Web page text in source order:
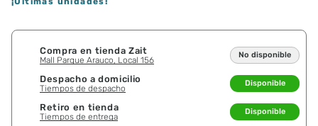
Compra en tienda Zait
Mall Parque Arauco, Local 156
No disponible
Despacho a domicilio
Tiempos de despacho
Disponible
Retiro en tienda
Tiempos de entrega
Disponible